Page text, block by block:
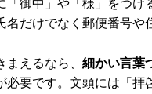
御中」や「様」をつけ
名だけでなく郵便番号や
えるなら、 細かい言葉
要です。文頭には「拝